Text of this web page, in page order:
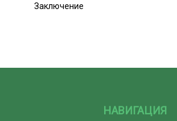
Заключение
НАВИГАЦИЯ